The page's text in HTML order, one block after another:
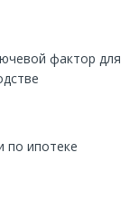
фактор для
по ипотеке